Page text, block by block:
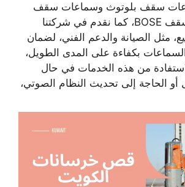
سقف بلوتوث وسماعات سقف
JPL وسماعات سقف BOSE، كما نقدم في شركتنا
مثل الصيانة والدعم الفني، لضمان
بكفاءة على المدى الطويل،
من هذه الخدمات في حال
الحاجة إلى تحديث النظام الصوتي،